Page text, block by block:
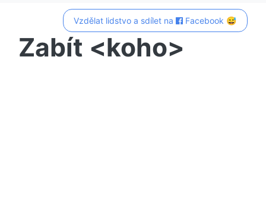
Vzdělat lidstvo a sdílet na Facebook 😅
Zabít <koho>